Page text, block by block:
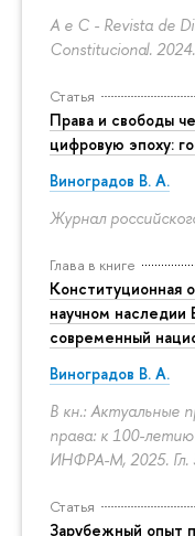
A e C - Revista de
Constitucional.
Статья
Права и свободы
цифровую эпоху:
Виноградов В. А.
Журнал
Глава в книге
Конституционная
научном наследии
современный
Виноградов В. А.
В кн.: Актуальные
права: к 100-
ИНФРА-М, 2025. Гл.
Статья
Зарубежный опыт